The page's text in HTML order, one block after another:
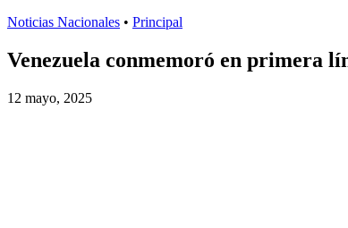
Noticias Nacionales • Principal
Venezuela conmemoró en primera
12 mayo, 2025